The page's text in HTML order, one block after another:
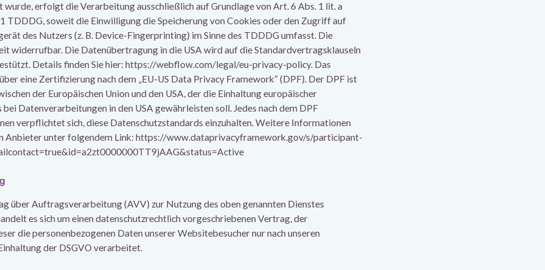
erfolgt die Verarbeitung ausschließlich auf Grundlage von Art. 6 Abs. 1 lit. a
TDDDG, soweit die Einwilligung die Speicherung von Cookies oder den Zugriff auf
des Nutzers (z. B. Device-Fingerprinting) im Sinne des TDDDG umfasst. Die
widerrufbar. Die Datenübertragung in die USA wird auf die Standardvertragsklauseln
Details finden Sie hier: https://webflow.com/legal/eu-privacy-policy. Das
eine Zertifizierung nach dem „EU-US Data Privacy Framework“ (DPF). Der DPF ist
der Europäischen Union und den USA, der die Einhaltung europäischer
Datenverarbeitungen in den USA gewährleisten soll. Jedes nach dem DPF
verpflichtet sich, diese Datenschutzstandards einzuhalten. Weitere Informationen
Anbieter unter folgendem Link: https://www.dataprivacyframework.gov/s/participant-
über Auftragsverarbeitung (AVV) zur Nutzung des oben genannten Dienstes
es sich um einen datenschutzrechtlich vorgeschriebenen Vertrag, der
die personenbezogenen Daten unserer Websitebesucher nur nach unseren
der DSGVO verarbeitet.